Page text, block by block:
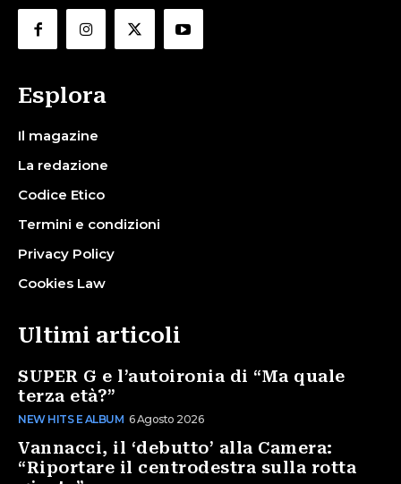
Esplora
Il magazine
La redazione
Codice Etico
Termini e condizioni
Privacy Policy
Cookies Law
Ultimi articoli
SUPER G e l’autoironia di “Ma quale
terza età?”
NEW HITS E ALBUM 6 Agosto 2026
Vannacci, il ‘debutto’ alla Camera:
“Riportare il centrodestra sulla rotta